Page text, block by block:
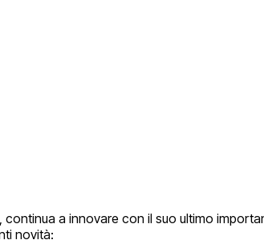
a innovare con il suo ultimo
novità: